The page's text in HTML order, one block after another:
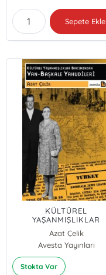
Sepete Ekle
KÜLTÜREL
YAŞANMIŞLIKLAR
BAKIMINDAN VAN -
BAŞKALE YAHUDİLERİ
Azat Çelik
Avesta Yayınları
Stokta Var